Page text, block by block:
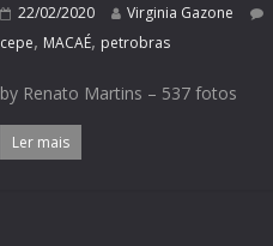
22/02/2020 Virginia Gazone
cepe, MACAÉ, petrobras
by Renato Martins – 537 fotos
Ler mais